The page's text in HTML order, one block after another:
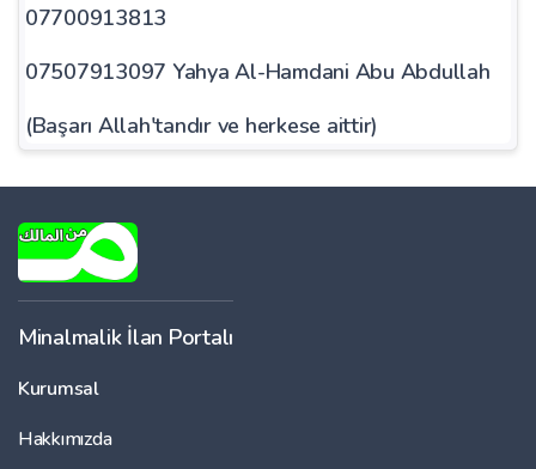
07700913813
07507913097 Yahya Al-Hamdani Abu Abdullah
(Başarı Allah'tandır ve herkese aittir)
Minalmalik İlan Portalı
Kurumsal
Hakkımızda